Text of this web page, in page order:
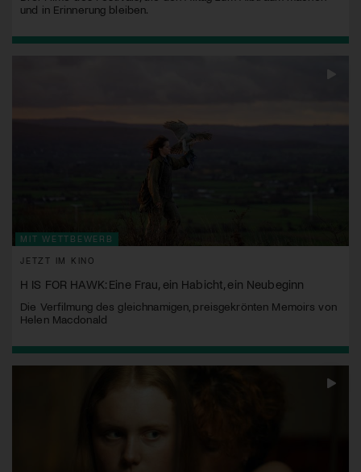
und in Erinnerung bleiben.
MIT WETTBEWERB
JETZT IM KINO
H IS FOR HAWK: Eine Frau, ein Habicht, ein Neubeginn
Die Verfilmung des gleichnamigen, preisgekrönten Memoirs von
Helen Macdonald